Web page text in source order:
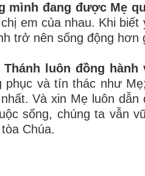
mình đang được Mẹ
em của nhau. Khi
trở nên sống động hơn
luôn đồng
phục và tín thác như
Và xin Mẹ luôn
sống, chúng ta vẫn
Chúa.